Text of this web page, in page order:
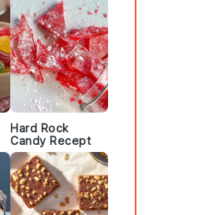
Hard Rock
Candy Recept